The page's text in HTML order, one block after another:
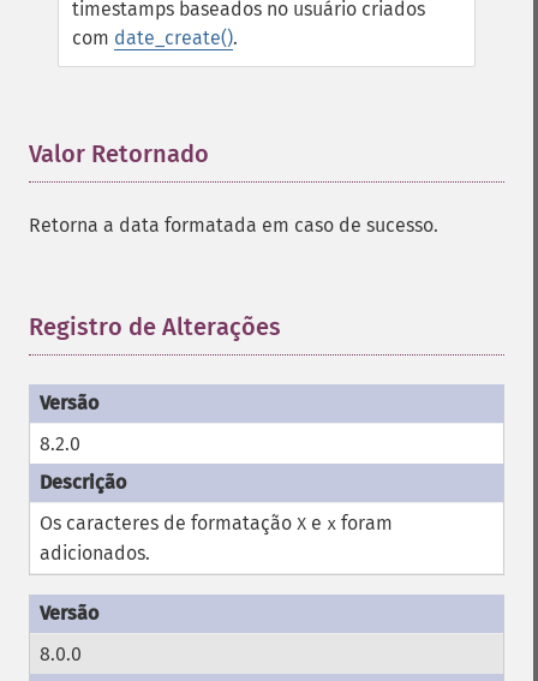
timestamps baseados no usuário criados
com date_create().
Valor Retornado
Retorna a data formatada em caso de sucesso.
Registro de Alterações
8.2.0
Os caracteres de formatação X e x foram
adicionados.
8.0.0